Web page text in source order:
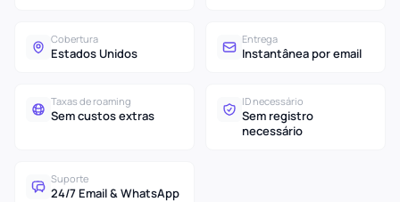
Cobertura
Estados Unidos
Entrega
Instantânea por email
Taxas de roaming
Sem custos extras
ID necessário
Sem registro
necessário
Suporte
24/7 Email & WhatsApp